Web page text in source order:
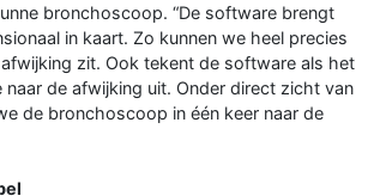
bronchoscoop. “De software brengt
in kaart. Zo kunnen we heel precies
zit. Ook tekent de software als het
de afwijking uit. Onder direct zicht van
de bronchoscoop in één keer naar de